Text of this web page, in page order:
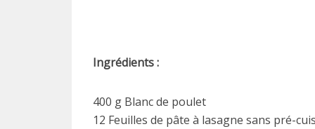
Ingrédients :
400 g Blanc de poulet
12 Feuilles de pâte à lasagne sans pré-